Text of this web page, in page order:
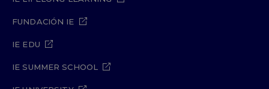
FUNDACIÓN IE
IE EDU
IE SUMMER SCHOOL